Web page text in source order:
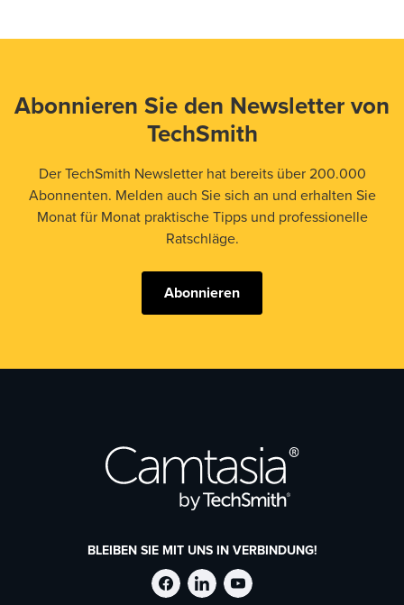
Abonnieren Sie den Newsletter von
TechSmith
Der TechSmith Newsletter hat bereits über 200.000
Abonnenten. Melden auch Sie sich an und erhalten Sie
Monat für Monat praktische Tipps und professionelle
Ratschläge.
Abonnieren
BLEIBEN SIE MIT UNS IN VERBINDUNG!